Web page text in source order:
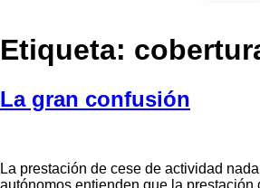
Etiqueta:
La gran confusión
La prestación de cese de actividad
autónomos entienden que la